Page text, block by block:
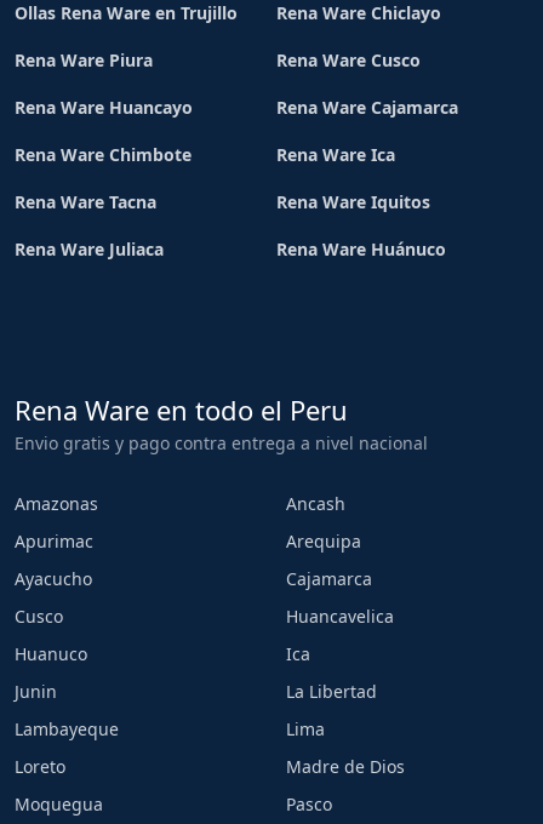
Ollas Rena Ware en Trujillo Rena Ware Chiclayo
Rena Ware Piura Rena Ware Cusco
Rena Ware Huancayo Rena Ware Cajamarca
Rena Ware Chimbote Rena Ware Ica
Rena Ware Tacna Rena Ware Iquitos
Rena Ware Juliaca Rena Ware Huánuco
Rena Ware en todo el Peru
Envio gratis y pago contra entrega a nivel nacional
Amazonas
Ancash
Apurimac
Arequipa
Ayacucho
Cajamarca
Cusco
Huancavelica
Huanuco
Ica
Junin
La Libertad
Lambayeque
Lima
Loreto
Madre de Dios
Moquegua
Pasco